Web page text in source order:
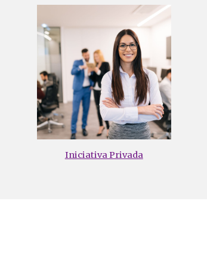
Iniciativa Privada